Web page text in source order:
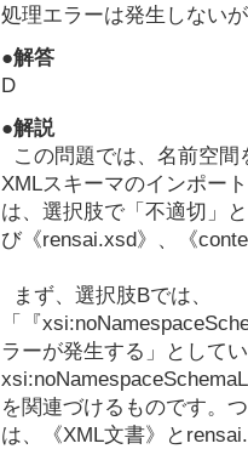
処理エラーは発生しない
●解答
D
●解説
この問題では、名前空
XMLスキーマのインポー
は、選択肢で「不適切」
び《rensai.xsd》、《
まず、選択肢Bでは、
「『
ラーが発生する」として
を関連づけるものです。
は、《XML文書》と